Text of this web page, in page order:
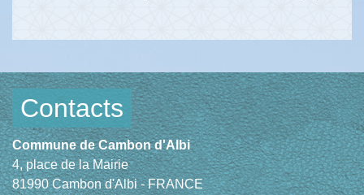
Contacts
Commune de Cambon d'Albi
4, place de la Mairie
81990 Cambon d'Albi - FRANCE